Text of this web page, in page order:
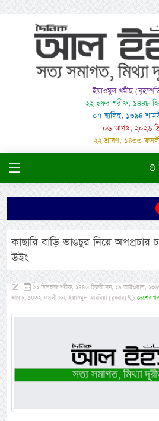
ইয়াওমুল খমীছ
২২ ছফর শরীফ, ১৪৪৮
০৭ ছালিছ, ১৩৯৪
০৬ আগস্ট, ২০২৬
২২ শ্রাবণ, ১৪৩৩
কাছারি বাড়ি ভাঙচুর নিয়ে অপপ্রচার
উইং
,
২১ যিলহজ্জ শরীফ, ১৪৪৬ হিজরী সন, ১৯ আউওয়াল,
আষাঢ়, ১৪৩২ ফসলী সন, ইয়াওমুল আরবিয়া (বুধবার)
দেশের